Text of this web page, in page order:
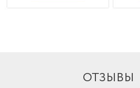
ОТЗЫВЫ